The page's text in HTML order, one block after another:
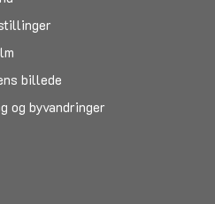
billede
og byvandringer